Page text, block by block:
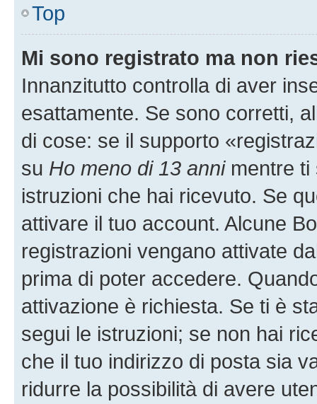
Top
Mi sono registrato ma non
Innanzitutto controlla di aver
esattamente. Se sono corretti,
di cose: se il supporto
su Ho meno di 13 annimentre ti
istruzioni che hai ricevuto. Se
attivare il tuo account. Alcune
registrazioni vengano attivate
prima di poter accedere.
attivazione è richiesta. Se ti è
segui le istruzioni; se non hai
che il tuo indirizzo di posta sia
ridurre la possibilità di avere